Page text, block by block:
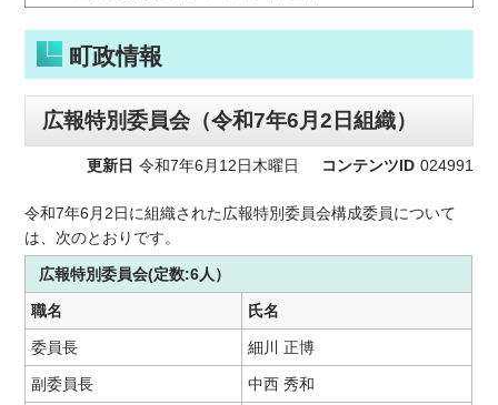
町政情報
広報特別委員会（令和7年6月2日組織）
更新日 令和7年6月12日木曜日 コンテンツID 024991
令和7年6月2日に組織された広報特別委員会構成委員について
は、次のとおりです。
広報特別委員会(定数:6人）
職名 氏名
委員長 細川 正博
副委員長 中西 秀和